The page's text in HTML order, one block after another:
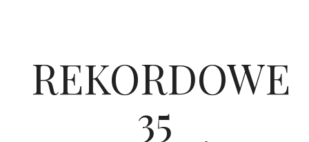
REKORDOWE
35